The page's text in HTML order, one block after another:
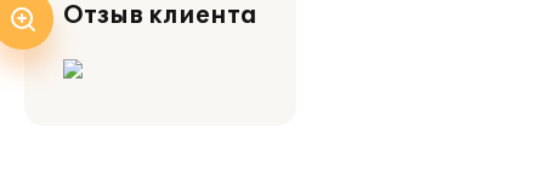
Отзыв клиента